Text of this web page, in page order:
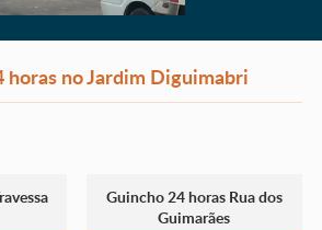
horas no Jardim Diguimabri
Guincho 24 horas Rua dos
Guimarães